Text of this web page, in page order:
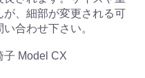
、細部が変更される可
合わせ下さい。
子 Model CX